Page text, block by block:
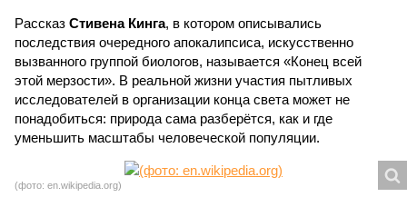
Рассказ Стивена Кинга, в котором описывались
последствия очередного апокалипсиса, искусственно
вызванного группой биологов, называется «Конец всей
этой мерзости». В реальной жизни участия пытливых
исследователей в организации конца света может не
понадобиться: природа сама разберётся, как и где
уменьшить масштабы человеческой популяции.
(фото: en.wikipedia.org)